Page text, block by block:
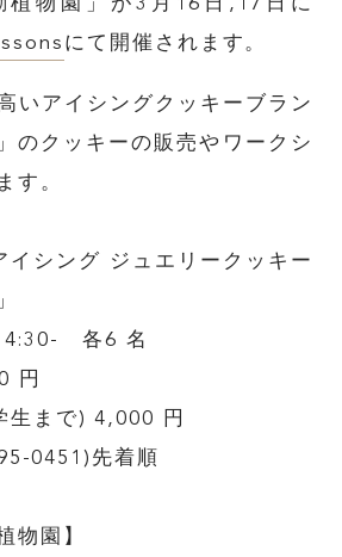
植物園」が3月16日,17日に
にて開催されます。
いアイシングクッキーブラン
」のクッキーの販売やワークシ
す。
イシング ジュエリークッキー
各6 名
円
生まで) 4,000 円
0451)先着順
物園】